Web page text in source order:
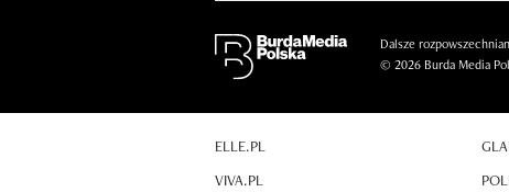
Dalsze
© 2026 Burda Media
ELLE.PL
VIVA.PL